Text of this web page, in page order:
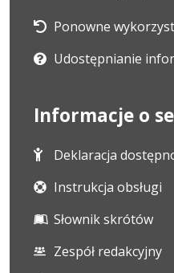
Ponowne
Udostępnianie
Informacje o
Deklaracja
Instrukcja obsługi
Słownik skrótów
Zespół redakcyjny